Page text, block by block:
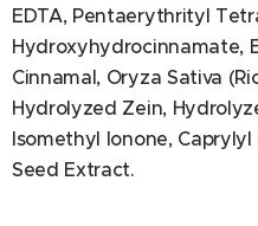
EDTA, Pentaerythrityl
Hydroxyhydrocinnamate,
Cinnamal, Oryza Sativa
Hydrolyzed Zein,
Isomethyl Ionone,
Seed Extract.